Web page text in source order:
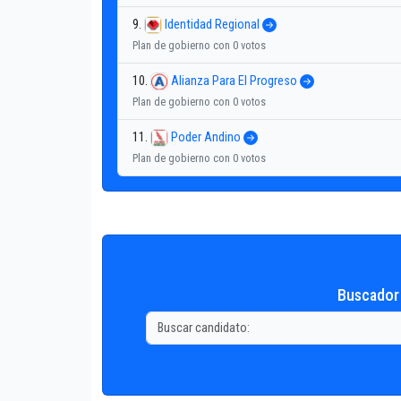
9. Identidad Regional
Plan de gobierno con 0 votos
10. Alianza Para El Progreso
Plan de gobierno con 0 votos
11. Poder Andino
Plan de gobierno con 0 votos